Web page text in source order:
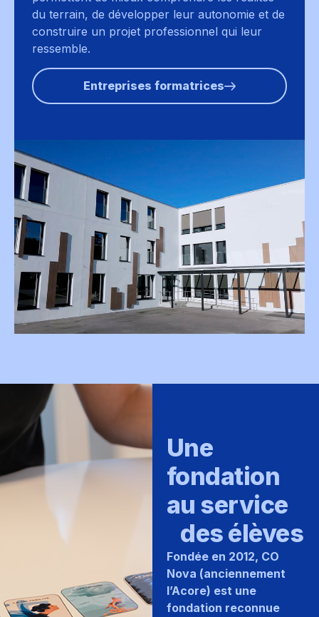
du terrain, de développer leur autonomie et de
construire un projet professionnel qui leur
ressemble.
Entreprises formatrices
Une
fondation
au service
des élèves
Fondée en 2012, CO
Nova (anciennement
l’Acore) est une
fondation reconnue